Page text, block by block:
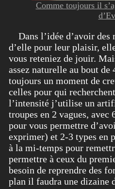
Comme toujours il
Dans l’idée d’avoir des
d’elle pour leur plaisir,
vous reteniez de jouir.
assez naturelle au bout de
toujours un moment de
celles pour qui
l’intensité j’utilise un
troupes en 2 vagues, avec
pour vous permettre
exprimer) et 2-3 types en
à la mi-temps pour
permettre à ceux du
besoin de reprendre des
plan il faudra une dizaine